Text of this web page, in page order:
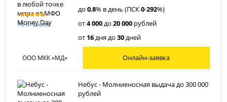
16 отзывов
до0,8% в день (ПСК0-292%)
от4 000до20 000 рублей
от 16дня до30дней
ООО МКК «МД» Онлайн-заявка
Небус - Молниеносная выдача до 300 000
рублей